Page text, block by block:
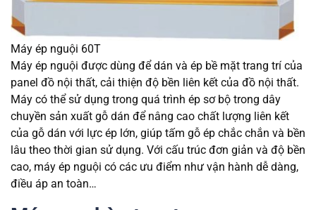
Máy ép nguội 60T
Máy ép nguội được dùng để dán và ép bề mặt trang trí của
panel đồ nội thất, cải thiện độ bền liên kết của đồ nội thất.
Máy có thể sử dụng trong quá trình ép sơ bộ trong dây
chuyền sản xuất gỗ dán để nâng cao chất lượng liên kết
của gỗ dán với lực ép lớn, giúp tấm gỗ ép chắc chắn và bền
lâu theo thời gian sử dụng. Với cấu trúc đơn giản và độ bền
cao, máy ép nguội có các ưu điểm như vận hành dễ dàng,
điều áp an toàn…